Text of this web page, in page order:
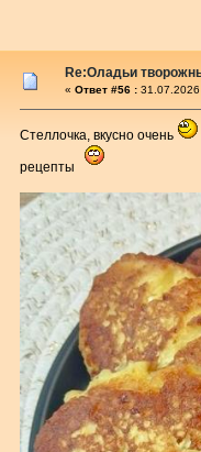
Re:Оладьи
« Ответ #56 :
Стеллочка, вкусно очень
рецепты